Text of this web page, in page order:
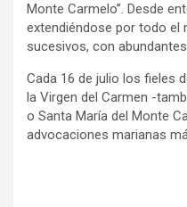
Monte Carmelo”. Desde
extendiéndose por todo el
sucesivos, con
Cada 16 de julio los fieles
la Virgen del Carmen -
o Santa María del Monte
advocaciones marianas